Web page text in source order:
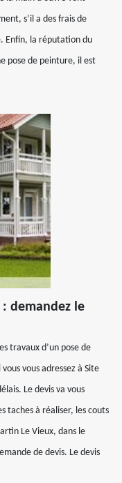
s’il a des frais de
Enfin, la réputation du
pose de peinture, il est
demandez le
travaux d’un pose de
vous adressez à Site
Le devis va vous
taches à réaliser, les couts
Le Vieux, dans le
de devis. Le devis